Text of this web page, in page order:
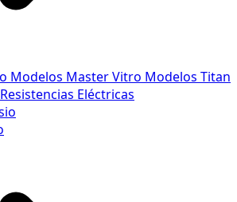
Modelos Master Vitro Modelos Titan
Resistencias Eléctricas